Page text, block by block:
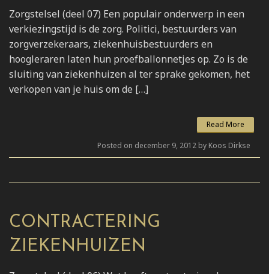
Zorgstelsel (deel 07) Een populair onderwerp in een
verkiezingstijd is de zorg. Politici, bestuurders van
zorgverzekeraars, ziekenhuisbestuurders en
hoogleraren laten hun proefballonnetjes op. Zo is de
sluiting van ziekenhuizen al ter sprake gekomen, het
verkopen van je huis om de […]
Read More
Posted on december 9, 2012 by Koos Dirkse
CONTRACTERING
ZIEKENHUIZEN